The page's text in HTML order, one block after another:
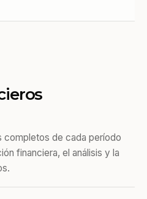
completos de cada período
financiera, el análisis y la